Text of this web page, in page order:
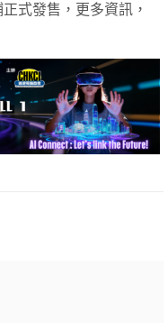
式發售，更多資訊，